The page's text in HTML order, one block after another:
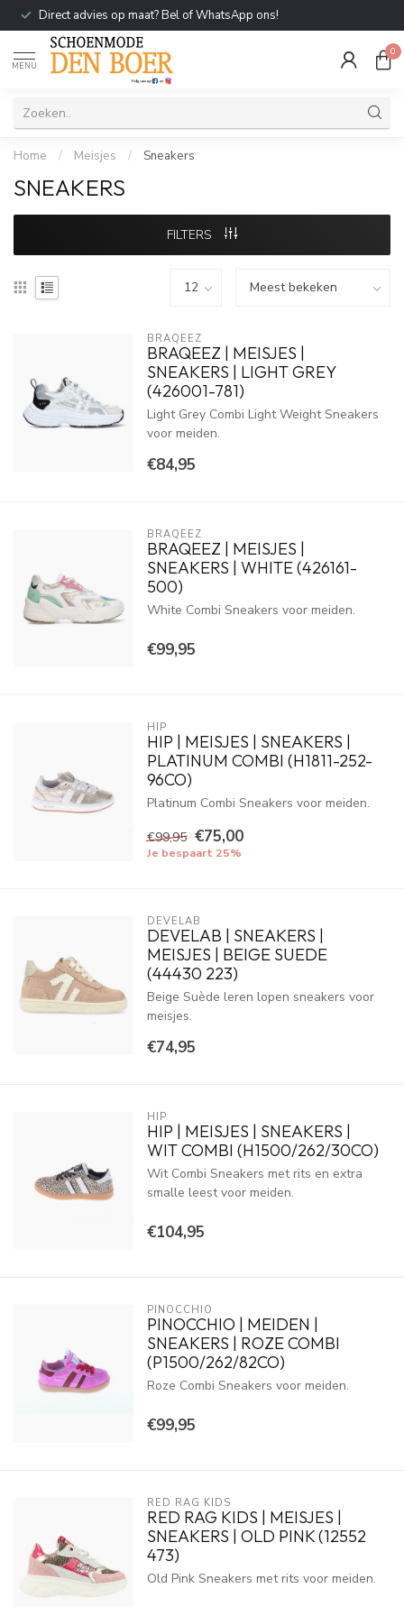
Direct advies op maat? Bel of WhatsApp ons!
MENU
0
Home / Meisjes / Sneakers
SNEAKERS
FILTERS
BRAQEEZ
BRAQEEZ | MEISJES |
SNEAKERS | LIGHT GREY
(426001-781)
Light Grey Combi Light Weight Sneakers
voor meiden.
€84,95
BRAQEEZ
BRAQEEZ | MEISJES |
SNEAKERS | WHITE (426161-
500)
White Combi Sneakers voor meiden.
€99,95
HIP
HIP | MEISJES | SNEAKERS |
PLATINUM COMBI (H1811-252-
96CO)
Platinum Combi Sneakers voor meiden.
€99,95 €75,00
Je bespaart 25%
DEVELAB
DEVELAB | SNEAKERS |
MEISJES | BEIGE SUEDE
(44430 223)
Beige Suède leren lopen sneakers voor
meisjes.
€74,95
HIP
HIP | MEISJES | SNEAKERS |
WIT COMBI (H1500/262/30CO)
Wit Combi Sneakers met rits en extra
smalle leest voor meiden.
€104,95
PINOCCHIO
PINOCCHIO | MEIDEN |
SNEAKERS | ROZE COMBI
(P1500/262/82CO)
Roze Combi Sneakers voor meiden.
€99,95
RED RAG KIDS
RED RAG KIDS | MEISJES |
SNEAKERS | OLD PINK (12552
473)
Old Pink Sneakers met rits voor meiden.